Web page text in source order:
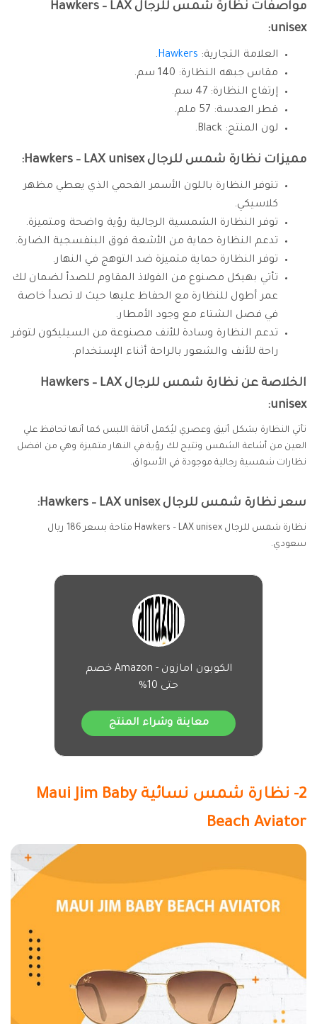
مواصفات نظارة شمس للرجال Hawkers – LAX
unisex:
العلامة التجارية: Hawkers
.
مقاس جبهه النظارة: 140 سم.
إرتفاع النظارة: 47 سم.
قطر العدسة: 57 ملم.
لون المنتج: Black.
مميزات نظارة شمس للرجال Hawkers – LAX unisex:
تتوفر النظارة باللون الأسمر الفحمي الذي يعطي مظهر
كلاسيكي.
توفر النظارة الشمسية الرجالية رؤية واضحة ومتميزة.
تدعم النظارة حماية من الأشعة فوق البنفسجية الضارة.
توفر النظارة حماية متميزة ضد التوهج في النهار.
تأتي بهيكل مصنوع من الفولاذ المقاوم للصدأ لضمان لك
عمر أطول للنظارة مع الحفاظ عليها حيث لا تصدأ خاصة
في فصل الشتاء مع وجود الأمطار.
تدعم النظارة وسادة للأنف مصنوعة من السيليكون لتوفر
راحة للأنف والشعور بالراحة أثناء الإستخدام.
الخلاصة عن نظارة شمس للرجال Hawkers – LAX
unisex:
تأتي النظارة بشكل أنيق وعصري ليُكمل أناقة اللبس كما أنها تحافظ علي
العين من أشاعة الشمس وتتيح لك رؤية في النهار متميزة وهي من افضل
نظارات شمسية رجالية موجودة في الأسواق.
سعر نظارة شمس للرجال Hawkers – LAX unisex:
نظارة شمس للرجال Hawkers – LAX unisex متاحة بسعر 186 ريال
سعودي.
الكوبون امازون - Amazon خصم
حتى 10%
معاينة وشراء المنتج
2- نظارة شمس نسائية Maui Jim Baby
Beach Aviator